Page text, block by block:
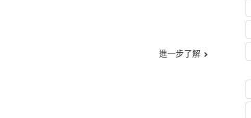
進一步了解